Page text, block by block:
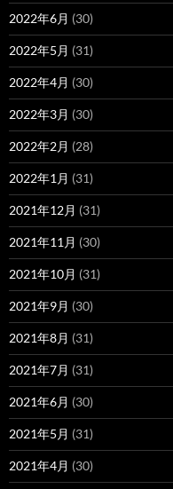
2022年6月 (30)
2022年5月 (31)
2022年4月 (30)
2022年3月 (30)
2022年2月 (28)
2022年1月 (31)
2021年12月 (31)
2021年11月 (30)
2021年10月 (31)
2021年9月 (30)
2021年8月 (31)
2021年7月 (31)
2021年6月 (30)
2021年5月 (31)
2021年4月 (30)